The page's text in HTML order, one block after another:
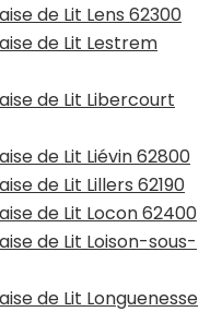
de Lit Lens 62300
de Lit Lestrem
de Lit Libercourt
de Lit Liévin 62800
de Lit Lillers 62190
de Lit Locon 62400
de Lit Loison-sous-
de Lit Longuenesse